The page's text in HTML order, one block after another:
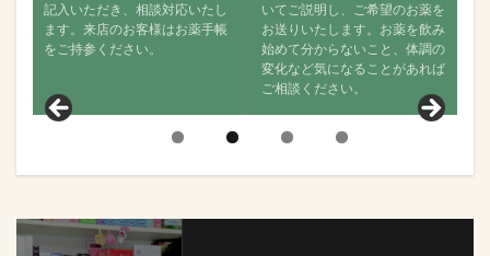
記入いただき、相談対応いたし
ます。来店のお客様はお薬手帳
をご持参ください。
いてご説明し、ご希望のお薬を
お送りいたします。お薬を飲み
始めて分からないこと、体調の
変化など気になることがあれば
ご相談ください。